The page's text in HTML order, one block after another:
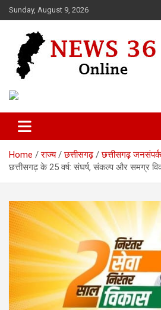
Skip
to
Sunday, August 9, 2026
News 36
Home राज्य छत्तीसगढ़
छत्तीसगढ़ जनसंपर्क
छत्तीसगढ़ के 25 वर्ष: संघर्ष, संकल्प और समग्र